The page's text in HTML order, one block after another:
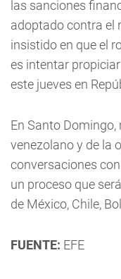
las sanciones
adoptado contra el
insistido en que el
es intentar
este jueves en
En Santo
venezolano y de la
conversaciones
un proceso que
de México, Chile,
FUENTE: EFE